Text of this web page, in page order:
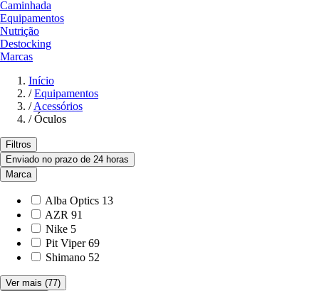
Caminhada
Equipamentos
Nutrição
Destocking
Marcas
Início
/ Equipamentos
/ Acessórios
/ Óculos
Filtros
Enviado no prazo de 24 horas
Marca
Alba Optics 13
AZR 91
Nike 5
Pit Viper 69
Shimano 52
Ver mais (77)